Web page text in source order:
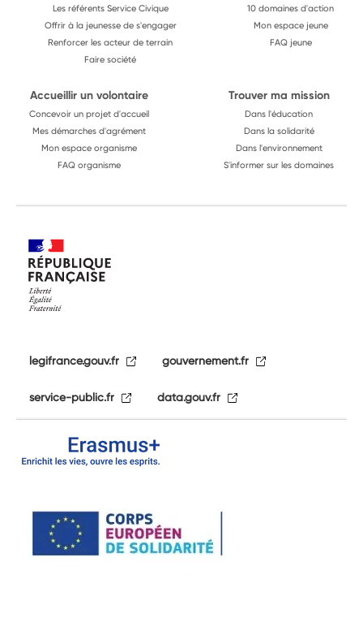
Les référents Service Civique
Offrir à la jeunesse de s'engager
Renforcer les acteur de terrain
Faire société
10 domaines d'action
Mon espace jeune
FAQ jeune
Accueillir un volontaire
Concevoir un projet d'accueil
Mes démarches d'agrément
Mon espace organisme
FAQ organisme
Trouver ma mission
Dans l'éducation
Dans la solidarité
Dans l'environnement
S'informer sur les domaines
legifrance.gouv.fr gouvernement.fr
service-public.fr data.gouv.fr